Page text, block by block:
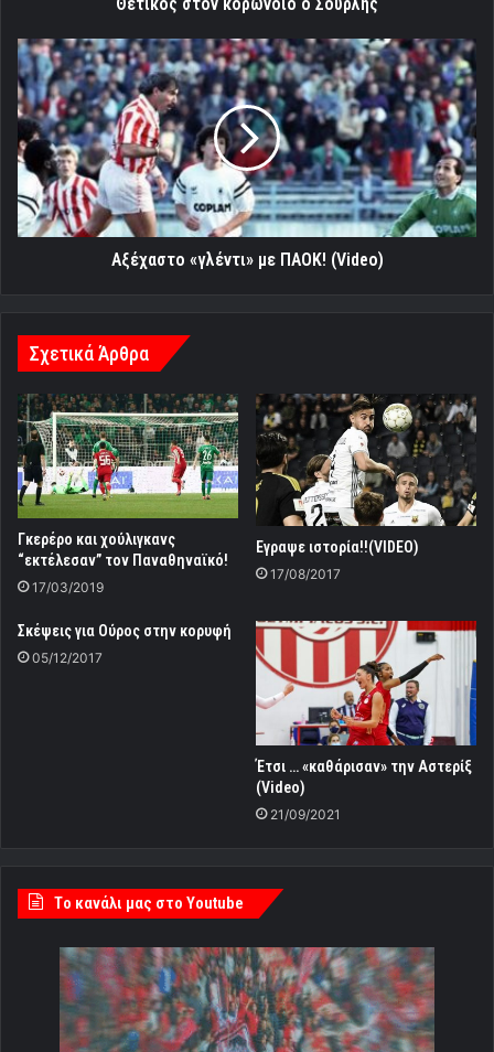
Αξέχαστο
«γλέντι»
με
ΠΑΟΚ!
(Video)
Αξέχαστο «γλέντι» με ΠΑΟΚ! (Video)
Σχετικά Άρθρα
Γκερέρο και χούλιγκανς
“εκτέλεσαν” τον Παναθηναϊκό!
17/03/2019
Εγραψε ιστορία!!(VIDEO)
17/08/2017
Σκέψεις για Ούρος στην κορυφή
05/12/2017
Έτσι … «καθάρισαν» την Αστερίξ
(Video)
21/09/2021
Tο κανάλι μας στο Youtube